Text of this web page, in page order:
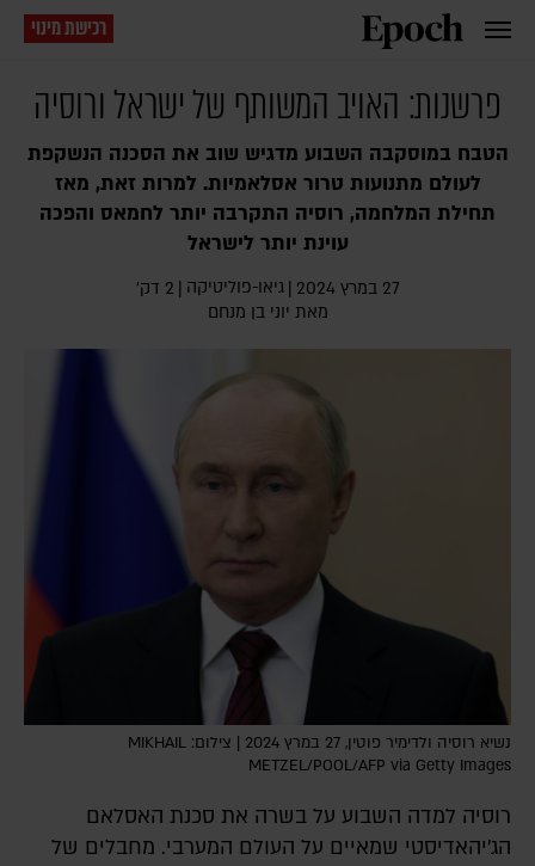
רכישת מינוי
פרשנות: האויב המשותף של ישראל ורוסיה
הטבח במוסקבה השבוע מדגיש שוב את הסכנה הנשקפת
לעולם מתנועות טרור אסלאמיות. למרות זאת, מאז
תחילת המלחמה, רוסיה התקרבה יותר לחמאס והפכה
עוינת יותר לישראל
27 במרץ 2024 | גיאו-פוליטיקה | 2 דק׳
מאת יוני בן מנחם
נשיא רוסיה ולדימיר פוטין, 27 במרץ 2024 | צילום: MIKHAIL
METZEL/POOL/AFP via Getty Images
רוסיה למדה השבוע על בשרה את סכנת האסלאם
הג'יהאדיסטי שמאיים על העולם המערבי. מחבלים של